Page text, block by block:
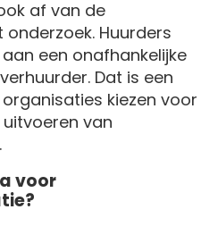
af van de
Huurders
een onafhankelijke
Dat is een
kiezen voor
van
voor